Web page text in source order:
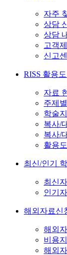
자주
상담
상담
고객
신고
RISS 활용
자료
주제
학술
복사/
복사/
활용
최신/인기
최신
인기
해외자료신
해외
비용
해외